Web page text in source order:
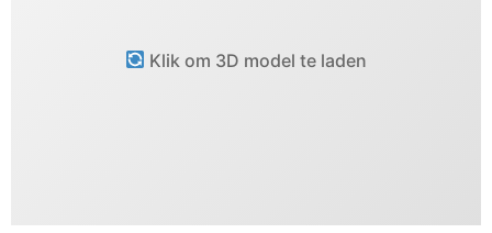
Klik om 3D model te laden